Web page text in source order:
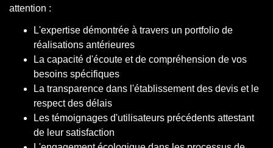
attention :
L'expertise démontrée à travers un portfolio de
réalisations antérieures
La capacité d'écoute et de compréhension de vos
besoins spécifiques
La transparence dans l'établissement des devis et le
respect des délais
Les témoignages d'utilisateurs précédents attestant
de leur satisfaction